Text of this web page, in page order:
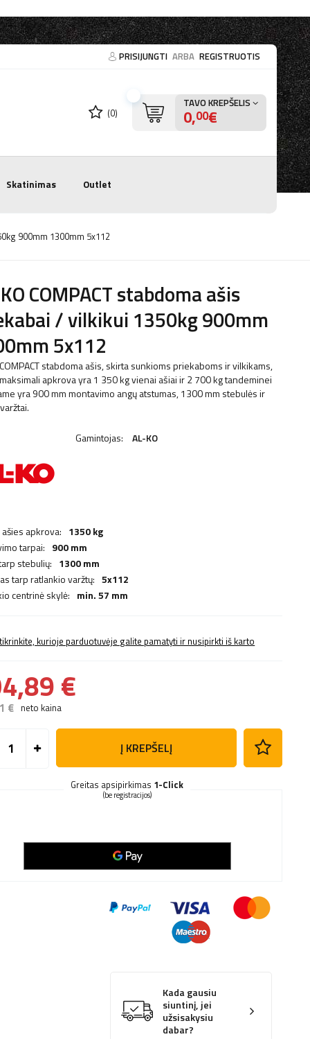
PRISIJUNGTI ARBA REGISTRUOTIS
(0)
TAVO KREPŠELIS
0,00€
Skatinimas Outlet
900mm 1300mm 5x112
COMPACT stabdoma ašis
/ vilkikui 1350kg 900mm
5x112
stabdoma ašis, skirta sunkioms priekaboms ir vilkikams,
apkrova yra 1 350 kg vienai ašiai ir 2 700 kg tandeminei
yra 900 mm montavimo angų atstumas, 1300 mm stebulės ir
Gamintojas: AL-KO
apkrova: 1350 kg
tarpai: 900 mm
stebulių: 1300 mm
tarp ratlankio varžtų: 5x112
centrinė skylė: min. 57 mm
kurioje parduotuvėje galite pamatyti ir nusipirkti iš karto
€
€ neto kaina
Į KREPŠELĮ
Greitas apsipirkimas 1-Click
(be registracijos)
Kada gausiu
siuntinį, jei
užsisakysiu
dabar?